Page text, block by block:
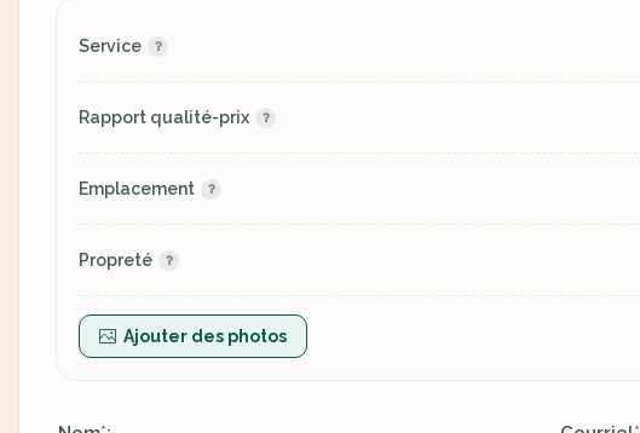
Service
Rapport qualité-prix
Emplacement
Propreté
Ajouter des photos